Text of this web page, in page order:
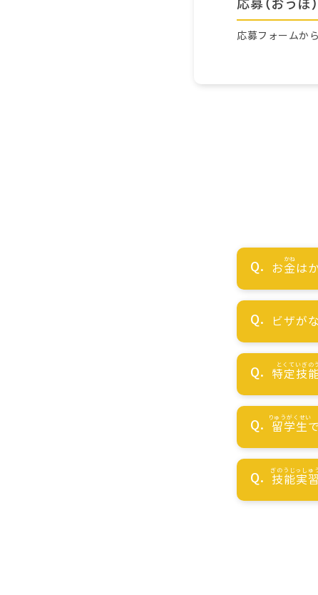
応募（おうぼ）
応募フォームか
お金は
ビザが
特定技
留学生
技能実